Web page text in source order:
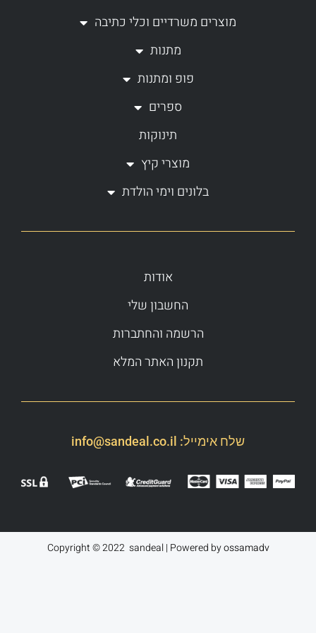
o
k
f
r
a
מוצרים משרדיים וכלי כתיבה
מתנות
פופ ומתנות
ספרים
תינוקות
מוצרי קיץ
בלונים וימי הולדת
אודות
החשבון שלי
הרשמה והחתברות
תקנון האתר המלא
שלח אימייל: info@sandeal.co.il
Copyright © 2022 sandeal | Powered byossamadv